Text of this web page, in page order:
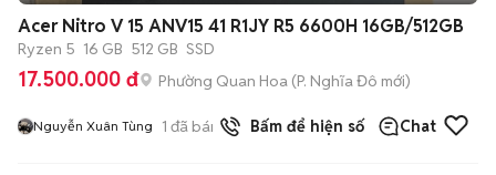
Acer Nitro V 15 ANV15 41 R1JY R5 6600H 16GB/512GB
Ryzen 5 16 GB 512 GB SSD
17.500.000 đ Phường Quan Hoa (P. Nghĩa Đô mới)
Nguyễn Xuân Tùng 1 đã bán Bấm để hiện số Chat